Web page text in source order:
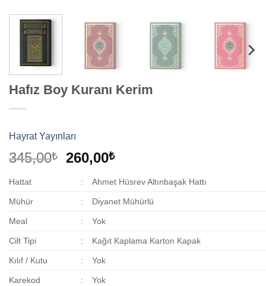
Hafız Boy Kuranı Kerim
Hayrat Yayınları
345,00₺
Orijinal
345,00₺.
260,00₺Şu
fiyat:
260,00₺.
Hattat : Ahmet Hüsrev Altınbaşak Hattı
Mühür : Diyanet Mühürlü
Meal : Yok
Cilt Tipi : Kağıt Kaplama Karton Kapak
Kılıf / Kutu : Yok
Karekod : Yok